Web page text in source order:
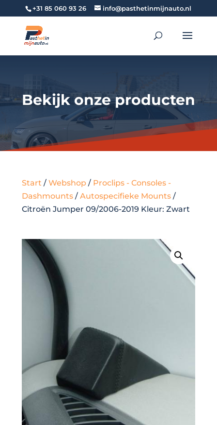
+31 85 060 93 26 info@pasthetinmijnauto.nl
Bekijk onze producten
Start / Webshop/ Proclips - Consoles -
Dashmounts/ Autospecifieke Mounts/
Citroën Jumper 09/2006-2019 Kleur: Zwart